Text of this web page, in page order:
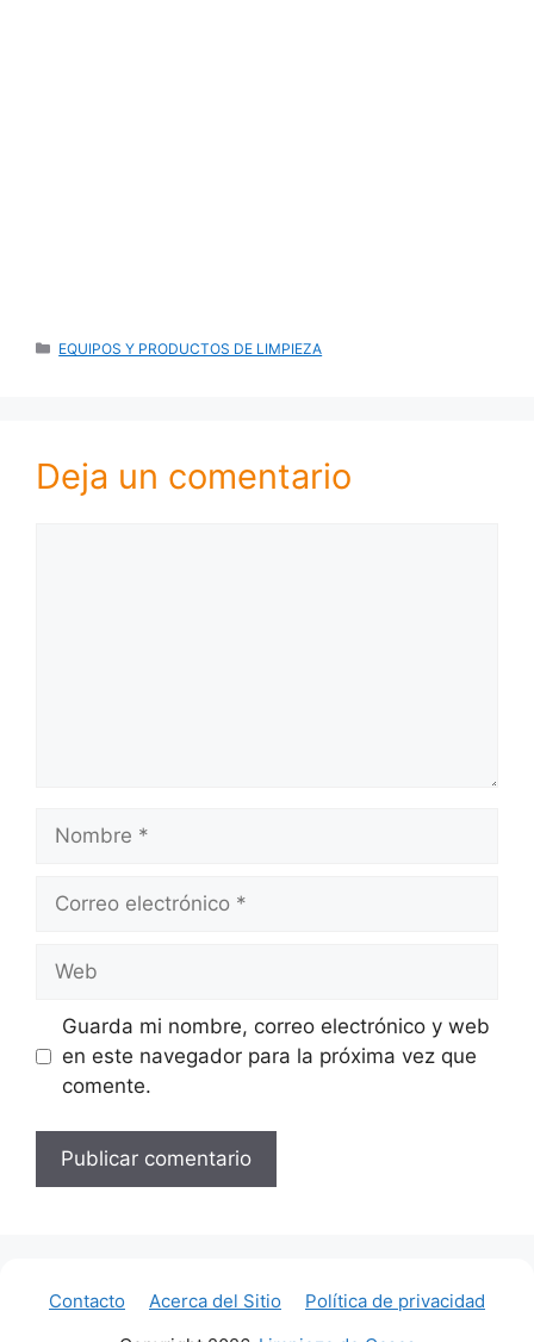
CATEGORÍAS
EQUIPOS Y PRODUCTOS DE LIMPIEZA
Deja un comentario
electrónico
Guarda mi nombre, correo electrónico y web
en este navegador para la próxima vez que
comente.
Contacto Acerca del Sitio
Política de privacidad